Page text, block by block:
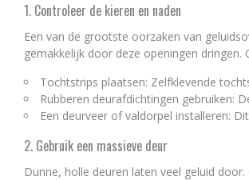
1. Controleer de kieren en naden
Een van de grootste oorzaken van
gemakkelijk door deze openingen
Tochtstrips plaatsen: Zelfklevende
Rubberen deurafdichtingen gebruiken:
Een deurveer of valdorpel installeren:
2. Gebruik een massieve deur
Dunne, holle deuren laten veel geluid